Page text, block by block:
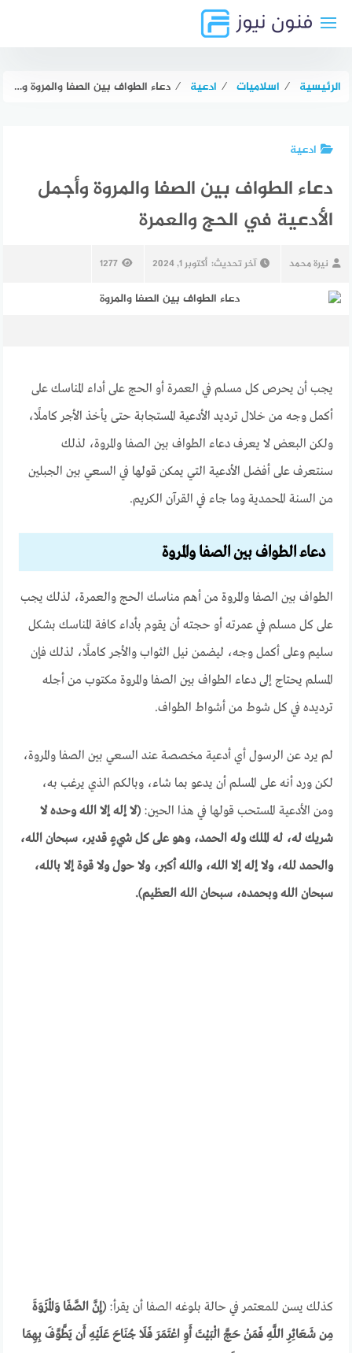
الرئيسية ⁄ اسلاميات ⁄ ادعية ⁄ دعاء الطواف بين الصفا والمروة وأجمل الأدعية في الحج والعمرة
ادعية
دعاء الطواف بين الصفا والمروة وأجمل
الأدعية في الحج والعمرة
نيرة محمد آخر تحديث: أكتوبر 1, 2024 1277
يجب أن يحرص كل مسلم في العمرة أو الحج على أداء المناسك على
أكمل وجه من خلال ترديد الأدعية المستجابة حتى يأخذ الأجر كاملًا،
ولكن البعض لا يعرف دعاء الطواف بين الصفا والمروة، لذلك
سنتعرف على أفضل الأدعية التي يمكن قولها في السعي بين الجبلين
من السنة المحمدية وما جاء في القرآن الكريم.
دعاء الطواف بين الصفا والمروة
الطواف بين الصفا والمروة من أهم مناسك الحج والعمرة، لذلك يجب
على كل مسلم في عمرته أو حجته أن يقوم بأداء كافة المناسك بشكل
سليم وعلى أكمل وجه، ليضمن نيل الثواب والأجر كاملًا، لذلك فإن
المسلم يحتاج إلى دعاء الطواف بين الصفا والمروة مكتوب من أجله
ترديده في كل شوط من أشواط الطواف.
لم يرد عن الرسول أي أدعية مخصصة عند السعي بين الصفا والمروة،
لكن ورد أنه على المسلم أن يدعو بما شاء، وبالكم الذي يرغب به،
ومن الأدعية المستحب قولها في هذا الحين:(لا إله إلا الله وحده لا
شريك له، له الملك وله الحمد، وهو على كل شيءٍ قدير، سبحان الله،
والحمد لله، ولا إله إلا الله، والله أكبر، ولا حول ولا قوة إلا بالله،
سبحان الله وبحمده، سبحان الله العظيم).
كذلك يسن للمعتمر في حالة بلوغه الصفا أن يقرأ:(إِنَّ الصَّفَا وَالْمَرْوَةَ
مِن شَعَائِرِ اللَّهِ فَمَنْ حَجَّ الْبَيْتَ أَوِ اعْتَمَرَ فَلَا جُنَاحَ عَلَيْهِ أَن يَطَّوَّفَ بِهِمَا